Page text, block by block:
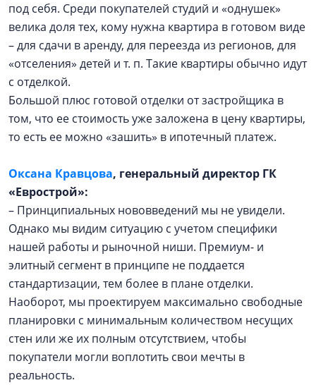
под себя. Среди покупателей студий и «однушек»
велика доля тех, кому нужна квартира в готовом виде
– для сдачи в аренду, для переезда из регионов, для
«отселения» детей и т. п. Такие квартиры обычно идут
с отделкой.
Большой плюс готовой отделки от застройщика в
том, что ее стоимость уже заложена в цену квартиры,
то есть ее можно «зашить» в ипотечный платеж.
Оксана Кравцова, генеральный директор ГК
«Еврострой»:
– Принципиальных нововведений мы не увидели.
Однако мы видим ситуацию с учетом специфики
нашей работы и рыночной ниши. Премиум- и
элитный сегмент в принципе не поддается
стандартизации, тем более в плане отделки.
Наоборот, мы проектируем максимально свободные
планировки с минимальным количеством несущих
стен или же их полным отсутствием, чтобы
покупатели могли воплотить свои мечты в
реальность.